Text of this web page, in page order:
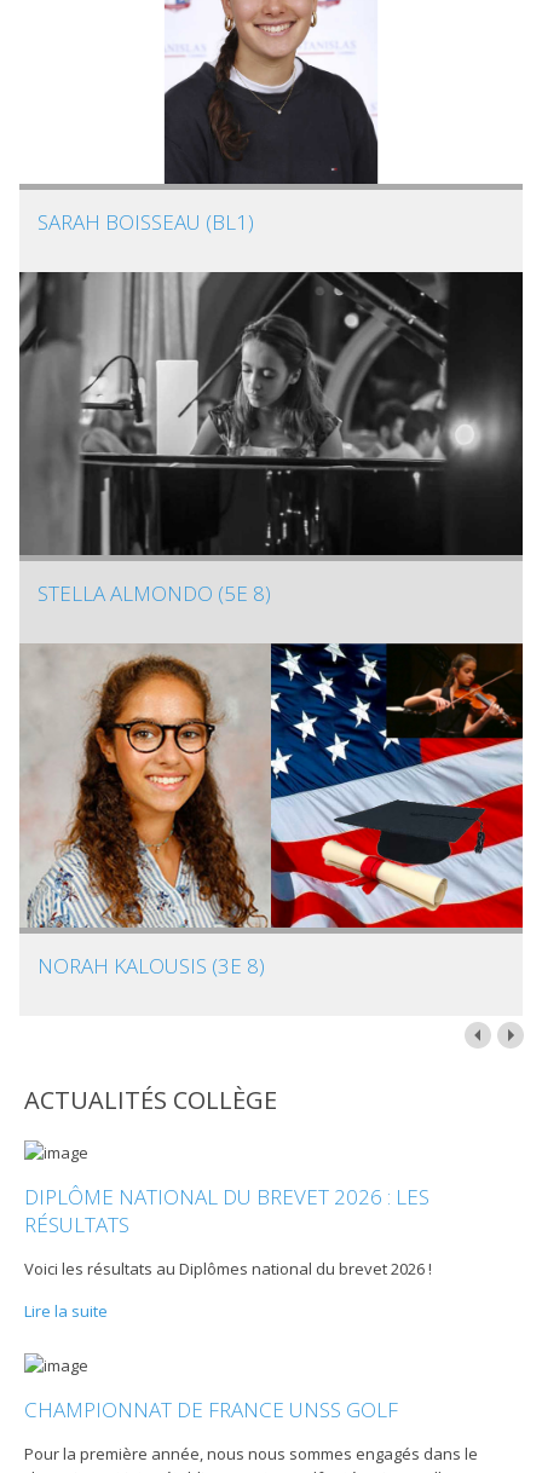
SARAH BOISSEAU (BL1)
STELLA ALMONDO (5E 8)
NORAH KALOUSIS (3E 8)
ACTUALITÉS COLLÈGE
DIPLÔME NATIONAL DU BREVET 2026 : LES
RÉSULTATS
Voici les résultats au Diplômes national du brevet 2026 !
Lire la suite
CHAMPIONNAT DE FRANCE UNSS GOLF
Pour la première année, nous nous sommes engagés dans le